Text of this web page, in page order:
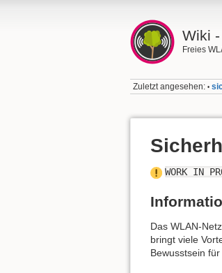
Wiki
Freies
Zuletzt angesehen: •
WORK IN
Das WLAN-
bringt viele
Bewusstsein